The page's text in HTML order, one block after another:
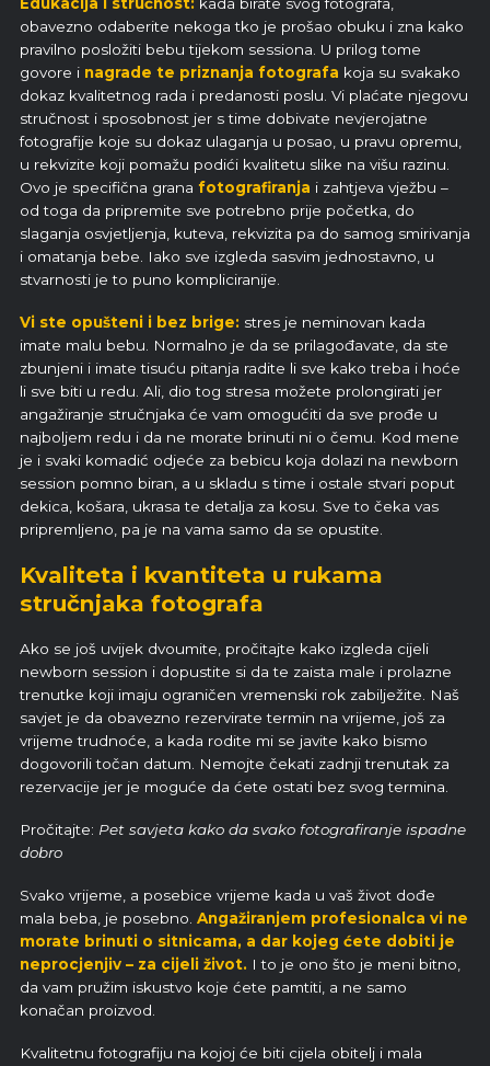
obavezno odaberite nekoga tko je prošao obuku i zna kako
pravilno posložiti bebu tijekom sessiona. U prilog tome
govore i nagrade te priznanja fotografa koja su svakako
dokaz kvalitetnog rada i predanosti poslu. Vi plaćate njegovu
stručnost i sposobnost jer s time dobivate nevjerojatne
fotografije koje su dokaz ulaganja u posao, u pravu opremu,
u rekvizite koji pomažu podići kvalitetu slike na višu razinu.
Ovo je specifična grana fotografiranja i zahtjeva vježbu –
od toga da pripremite sve potrebno prije početka, do
slaganja osvjetljenja, kuteva, rekvizita pa do samog smirivanja
i omatanja bebe. Iako sve izgleda sasvim jednostavno, u
stvarnosti je to puno kompliciranije.
Vi ste opušteni i bez brige: stres je neminovan kada
imate malu bebu. Normalno je da se prilagođavate, da ste
zbunjeni i imate tisuću pitanja radite li sve kako treba i hoće
li sve biti u redu. Ali, dio tog stresa možete prolongirati jer
angažiranje stručnjaka će vam omogućiti da sve prođe u
najboljem redu i da ne morate brinuti ni o čemu. Kod mene
je i svaki komadić odjeće za bebicu koja dolazi na newborn
session pomno biran, a u skladu s time i ostale stvari poput
dekica, košara, ukrasa te detalja za kosu. Sve to čeka vas
pripremljeno, pa je na vama samo da se opustite.
Kvaliteta i kvantiteta u rukama
stručnjaka fotografa
Ako se još uvijek dvoumite, pročitajte kako izgleda cijeli
newborn session i dopustite si da te zaista male i prolazne
trenutke koji imaju ograničen vremenski rok zabilježite. Naš
savjet je da obavezno rezervirate termin na vrijeme, još za
vrijeme trudnoće, a kada rodite mi se javite kako bismo
dogovorili točan datum. Nemojte čekati zadnji trenutak za
rezervacije jer je moguće da ćete ostati bez svog termina.
Pročitajte: Pet savjeta kako da svako fotografiranje ispadne
dobro
Svako vrijeme, a posebice vrijeme kada u vaš život dođe
mala beba, je posebno. Angažiranjem profesionalca vi ne
morate brinuti o sitnicama, a dar kojeg ćete dobiti je
neprocjenjiv – za cijeli život. I to je ono što je meni bitno,
da vam pružim iskustvo koje ćete pamtiti, a ne samo
konačan proizvod.
Kvalitetnu fotografiju na kojoj će biti cijela obitelj i mala